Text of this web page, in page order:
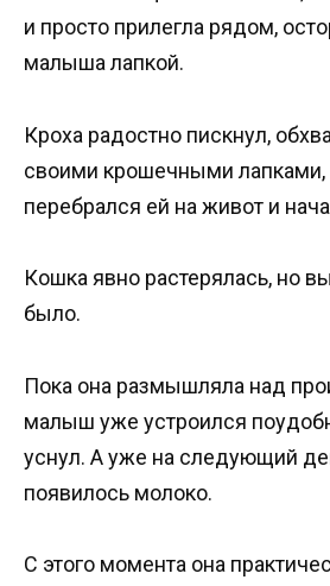
и просто прилегла рядом,
малыша лапкой.
Кроха радостно пискнул,
своими крошечными лапками,
перебрался ей на живот и
Кошка явно растерялась, но
было.
Пока она размышляла над
малыш уже устроился
уснул. А уже на следующий
появилось молоко.
С этого момента она